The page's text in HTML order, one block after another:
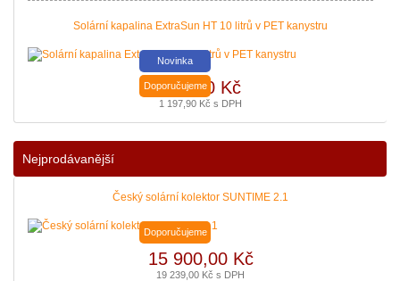
|více zde ..
Solární kapalina ExtraSun HT 10 litrů v PET kanystru
Novinka
Doporučujeme
990,00 Kč
1 197,90 Kč s DPH
Nejprodávanější
Český solární kolektor SUNTIME 2.1
Doporučujeme
15 900,00 Kč
19 239,00 Kč s DPH